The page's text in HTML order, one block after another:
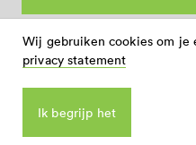
stadhuisplein 10
eindhoven
Wij gebruiken cookies om je
privacy statement
Ik begrijp het